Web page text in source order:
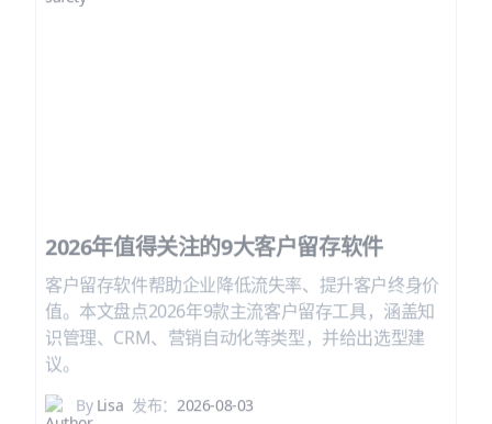
2026年值得关注的9大客户留存软件
客户留存软件帮助企业降低流失率、提升客户终身价
值。本文盘点2026年9款主流客户留存工具，涵盖知
识管理、CRM、营销自动化等类型，并给出选型建
议。
ByLisa 发布：2026-08-03